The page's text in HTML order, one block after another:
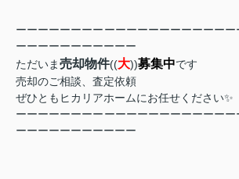
ーーーーーーーーーーーーーーーーーーー
ーーーーーーーーーーー
ただいま売却物件((大))募集中です
売却のご相談、査定依頼
ぜひともヒカリアホームにお任せください✨
ーーーーーーーーーーーーーーーーーーー
ーーーーーーーーーーー